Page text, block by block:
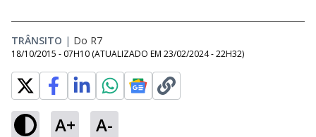
TRÂNSITO | Do R7
18/10/2015 - 07H10 (ATUALIZADO EM 23/02/2024 - 22H32)
A+ A-